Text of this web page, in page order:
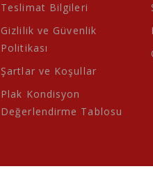
Teslimat Bilgileri
Gizlilik ve Güvenlik
Politikası
Şartlar ve Koşullar
Plak Kondisyon
Değerlendirme Tablosu